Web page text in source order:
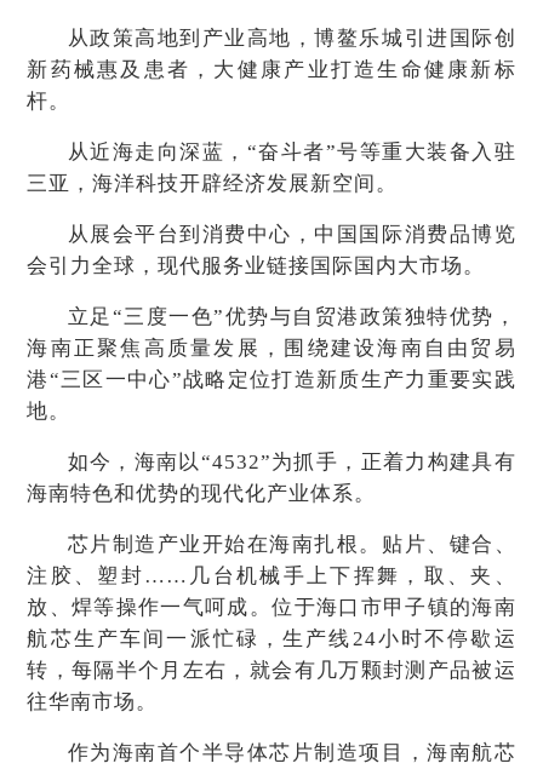
从政策高地到产业高地，博鳌乐城引进国际创
新药械惠及患者，大健康产业打造生命健康新标
杆。
从近海走向深蓝，“奋斗者”号等重大装备入驻
三亚，海洋科技开辟经济发展新空间。
从展会平台到消费中心，中国国际消费品博览
会引力全球，现代服务业链接国际国内大市场。
立足“三度一色”优势与自贸港政策独特优势，
海南正聚焦高质量发展，围绕建设海南自由贸易
港“三区一中心”战略定位打造新质生产力重要实践
地。
如今，海南以“4532”为抓手，正着力构建具有
海南特色和优势的现代化产业体系。
芯片制造产业开始在海南扎根。贴片、键合、
注胶、塑封……几台机械手上下挥舞，取、夹、
放、焊等操作一气呵成。位于海口市甲子镇的海南
航芯生产车间一派忙碌，生产线24小时不停歇运
转，每隔半个月左右，就会有几万颗封测产品被运
往华南市场。
作为海南首个半导体芯片制造项目，海南航芯